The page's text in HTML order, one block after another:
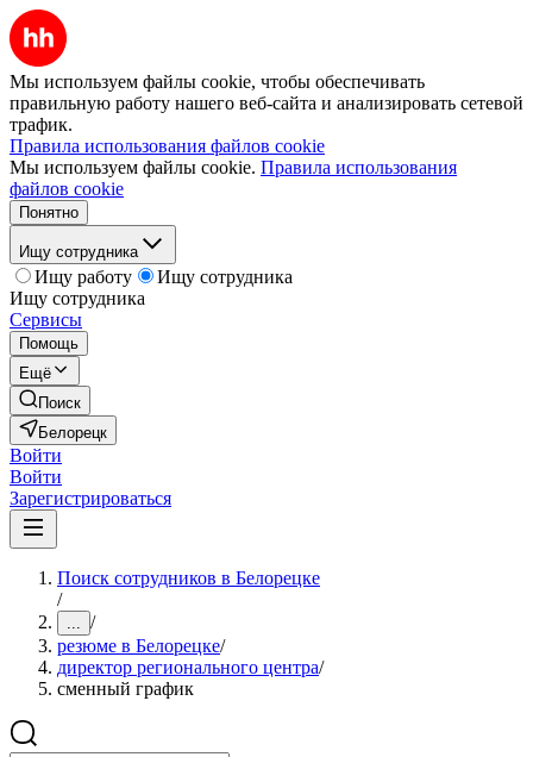
Мы используем файлы cookie, чтобы обеспечивать
правильную работу нашего веб-сайта и анализировать сетевой
трафик.
Правила использования файлов cookie
Мы используем файлы cookie. Правила использования
файлов cookie
Понятно
Ищу сотрудника
Ищу работу
Ищу сотрудника
Ищу сотрудника
Сервисы
Помощь
Ещё
Поиск
Белорецк
Войти
Войти
Зарегистрироваться
Поиск сотрудников в Белорецке
/
... /
резюме в Белорецке/
директор регионального центра/
сменный график